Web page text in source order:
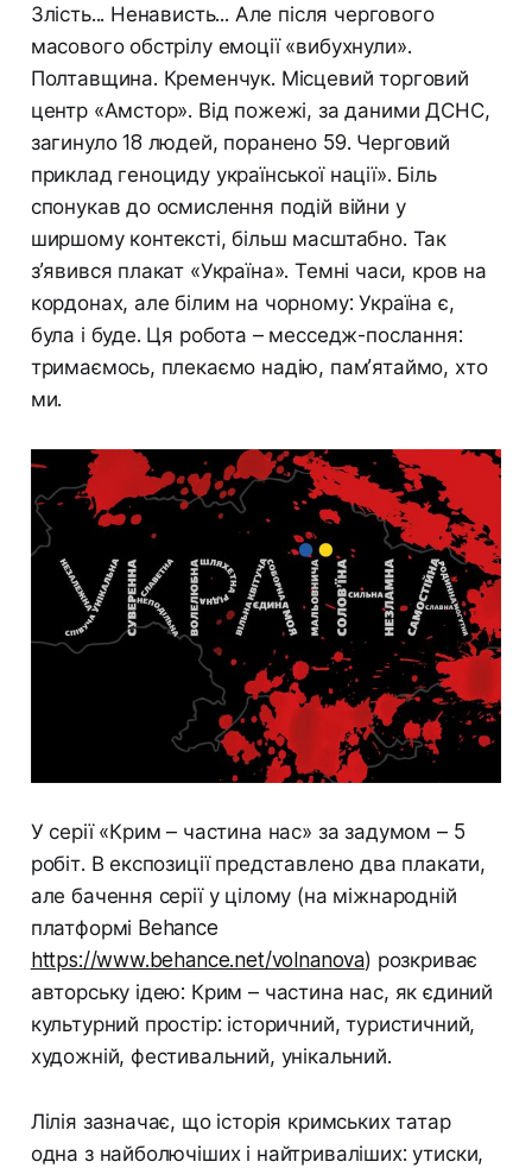
Злість... Ненависть... Але після чергового
масового обстрілу емоції «вибухнули».
Полтавщина. Кременчук. Місцевий торговий
центр «Амстор». Від пожежі, за даними ДСНС,
загинуло 18 людей, поранено 59. Черговий
приклад геноциду української нації». Біль
спонукав до осмислення подій війни у
ширшому контексті, більш масштабно. Так
з’явився плакат «Україна». Темні часи, кров на
кордонах, але білим на чорному: Україна є,
була і буде. Ця робота – месседж-послання:
тримаємось, плекаємо надію, пам’ятаймо, хто
ми.
У серії «Крим – частина нас» за задумом – 5
робіт. В експозиції представлено два плакати,
але бачення серії у цілому (на міжнародній
платформі Behance
https://www.behance.net/volnanova) розкриває
авторську ідею: Крим – частина нас, як єдиний
культурний простір: історичний, туристичний,
художній, фестивальний, унікальний.
Лілія зазначає, що історія кримських татар
одна з найболючіших і найтриваліших: утиски,